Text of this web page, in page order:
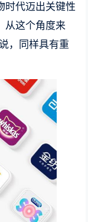
时代迈出关键性
从这个角度来
，同样具有重